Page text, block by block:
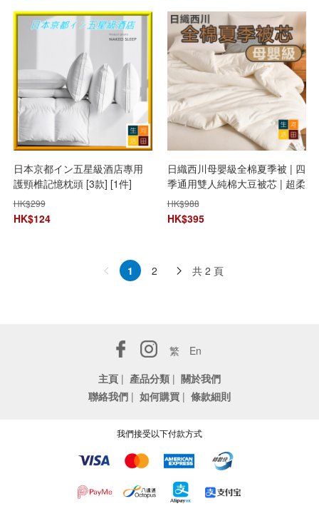
日本京都イン五星級酒店專用
護頸椎記憶枕頭 [3款] [1件]
HK$299
HK$124
日織西川母嬰級全棉夏季被 | 四
季通用雙人純棉大豆被芯 | 超柔
軟冷氣被
HK$988
HK$395
1 2 共 2 頁
繁
En
主頁 | 產品分類 | 關於我們
聯絡我們 | 如何購買 | 條款細則
我們接受以下付款方式